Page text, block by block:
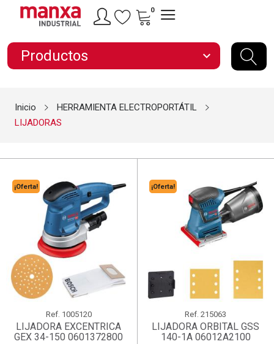
0
Productos expand_more
Inicio
HERRAMIENTA ELECTROPORTÁTIL
LIJADORAS
¡Oferta!
Ref. 1005120
LIJADORA EXCENTRICA
GEX 34-150 0601372800
¡Oferta!
Ref. 215063
LIJADORA ORBITAL GSS
140-1A 06012A2100